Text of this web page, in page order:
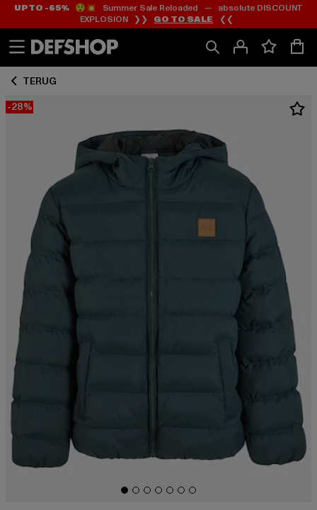
Ga
naar
Ga
naar
UP TO -65%😲💥 Summer Sale Reloaded — absolute DISCOUNT
EXPLOSION ❯❯ GO TO SALE ❮❮
TERUG
-28%